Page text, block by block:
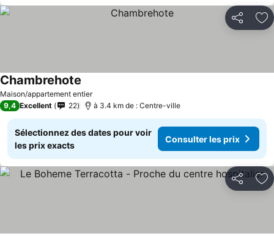
Partager
Maison/appartement entier
Chambrehote
9,4 Excellent 22 à 3.4 km de : Centre-ville
Sélectionnez des dates pour voir
les prix exacts
Consulter les prix
Partager